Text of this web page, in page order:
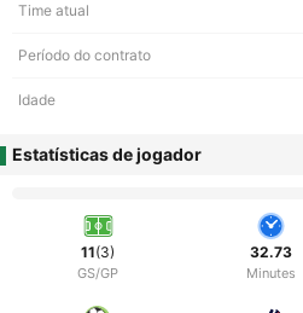
Time atual
Período do contrato
Idade
Estatísticas de jogador
11(3)
GS/GP
32.73
Minutes